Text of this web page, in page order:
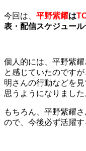
今回は、 平野紫耀は
表・配信スケジュール
個人的には、平野紫
と感じていたのです
明さんの行動などを
思うようになりました
もちろん、平野紫耀
ので、今後必ず活躍